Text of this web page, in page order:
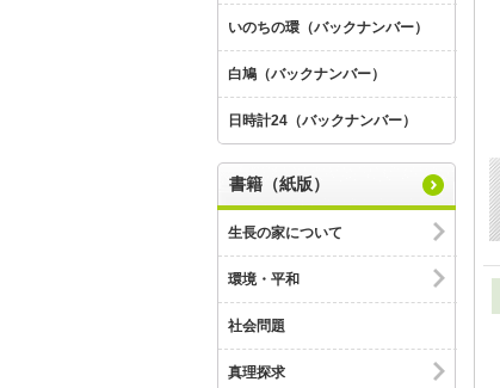
いのちの環（バックナンバー）
白鳩（バックナンバー）
日時計24（バックナンバー）
書籍（紙版）
生長の家について
環境・平和
社会問題
真理探求